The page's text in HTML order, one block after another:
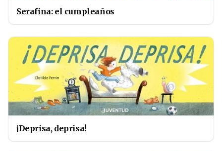
Serafina: el cumpleaños
¡Deprisa, deprisa!